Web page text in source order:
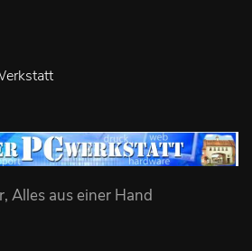
Alles aus einer Hand